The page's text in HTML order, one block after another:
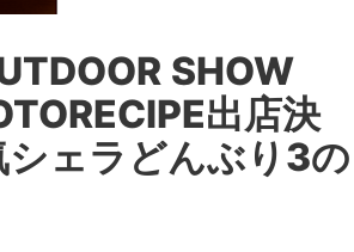
SHOW
出店決
シェラどんぶり3の